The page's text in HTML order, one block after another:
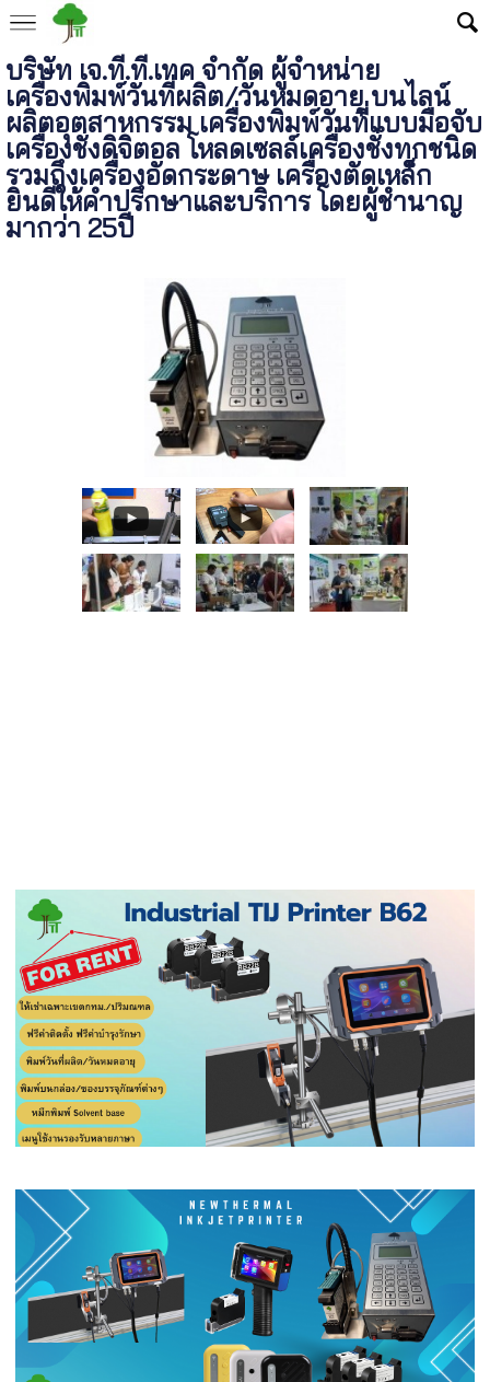
บริษัท เจ.ที.ที.เทค จำกัด ผู้จำหน่าย
เครื่องพิมพ์วันที่ผลิต/วันหมดอายุ บนไลน์
ผลิตอุตสาหกรรม เครื่องพิมพ์วันที่แบบมือจับ
เครื่องชั่งดิจิตอล โหลดเซลล์เครื่องชั่งทุกชนิด
รวมถึงเครื่องอัดกระดาษ เครื่องตัดเหล็ก
ยินดีให้คำปรึกษาและบริการ โดยผู้ชำนาญ
มากว่า 25ปี